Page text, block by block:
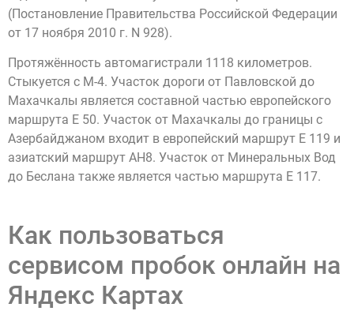
(Постановление Правительства Российской Федерации
от 17 ноября 2010 г. N 928).
Протяжённость автомагистрали 1118 километров.
Стыкуется с М-4. Участок дороги от Павловской до
Махачкалы является составной частью европейского
маршрута E 50. Участок от Махачкалы до границы с
Азербайджаном входит в европейский маршрут E 119 и
азиатский маршрут AH8. Участок от Минеральных Вод
до Беслана также является частью маршрута E 117.
Как пользоваться
сервисом пробок онлайн на
Яндекс Картах